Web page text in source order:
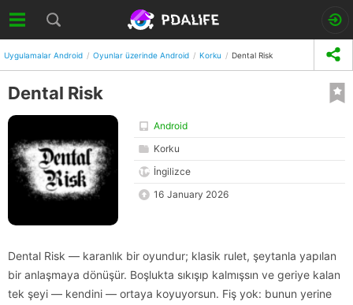
Uygulamalar Android Oyunlar üzerinde Android Korku Dental Risk
Dental Risk
Android
Korku
İngilizce
16 January 2026
Dental Risk — karanlık bir oyundur; klasik rulet, şeytanla yapılan
bir anlaşmaya dönüşür. Boşlukta sıkışıp kalmışsın ve geriye kalan
tek şeyi — kendini — ortaya koyuyorsun. Fiş yok: bunun yerine